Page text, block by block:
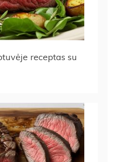
receptas su